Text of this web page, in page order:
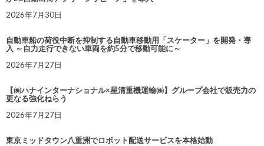
2026年7月30日
自動車船の荷役中断を抑制する自動車移動用「スケーター」を開発・導
入 ～自力走行できない車両を約5分で移動可能に～
2026年7月27日
【㈱ハナインターナショナル×星清重機運輸㈱】グループ会社で販売力の
更なる強化ねらう
2026年7月27日
東京ミッドタウン八重洲でロボット配送サービスを本格始動